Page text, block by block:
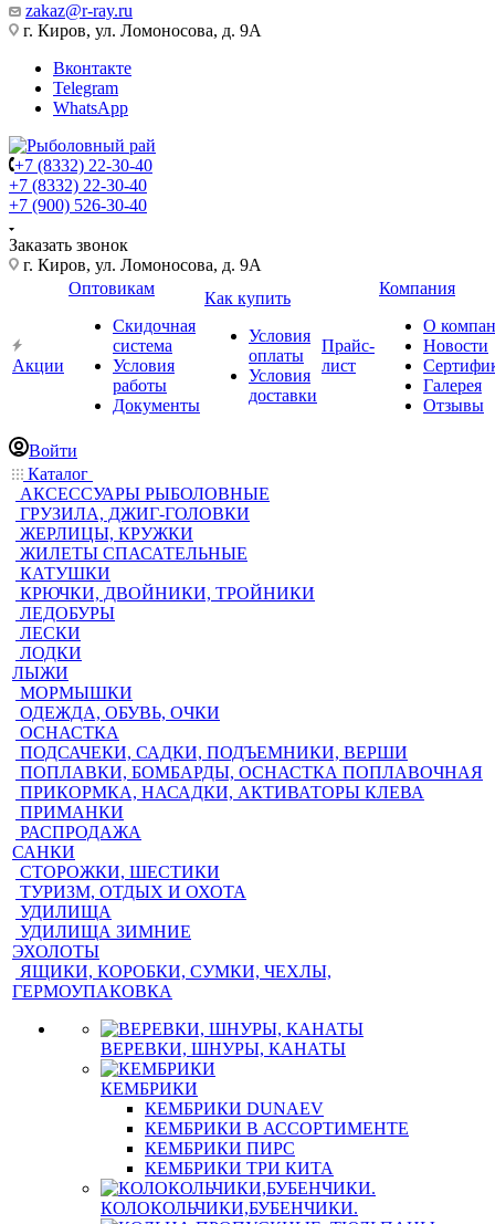
zakaz@r-ray.ru
г. Киров, ул. Ломоносова, д. 9А
Вконтакте
Telegram
WhatsApp
+7 (8332) 22-30-40
+7 (8332) 22-30-40
+7 (900) 526-30-40
Заказать звонок
г. Киров, ул. Ломоносова, д. 9А
Акции
Оптовикам
Скидочная
система
Условия
работы
Документы
Как купить
Условия
оплаты
Условия
доставки
Прайс-
лист
Компания
О
Новости
Галерея
Отзывы
Войти
Каталог
АКСЕССУАРЫ РЫБОЛОВНЫЕ
ГРУЗИЛА, ДЖИГ-ГОЛОВКИ
ЖЕРЛИЦЫ, КРУЖКИ
ЖИЛЕТЫ СПАСАТЕЛЬНЫЕ
КАТУШКИ
КРЮЧКИ, ДВОЙНИКИ, ТРОЙНИКИ
ЛЕДОБУРЫ
ЛЕСКИ
ЛОДКИ
ЛЫЖИ
МОРМЫШКИ
ОДЕЖДА, ОБУВЬ, ОЧКИ
ОСНАСТКА
ПОДСАЧЕКИ, САДКИ, ПОДЪЕМНИКИ, ВЕРШИ
ПОПЛАВКИ, БОМБАРДЫ, ОСНАСТКА ПОПЛАВОЧНАЯ
ПРИКОРМКА, НАСАДКИ, АКТИВАТОРЫ КЛЕВА
ПРИМАНКИ
РАСПРОДАЖА
САНКИ
СТОРОЖКИ, ШЕСТИКИ
ТУРИЗМ, ОТДЫХ И ОХОТА
УДИЛИЩА
УДИЛИЩА ЗИМНИЕ
ЭХОЛОТЫ
ЯЩИКИ, КОРОБКИ, СУМКИ, ЧЕХЛЫ,
ГЕРМОУПАКОВКА
ВЕРЕВКИ, ШНУРЫ, КАНАТЫ
КЕМБРИКИ
КЕМБРИКИ DUNAEV
КЕМБРИКИ В АССОРТИМЕНТЕ
КЕМБРИКИ ПИРС
КЕМБРИКИ ТРИ КИТА
КОЛОКОЛЬЧИКИ,БУБЕНЧИКИ.